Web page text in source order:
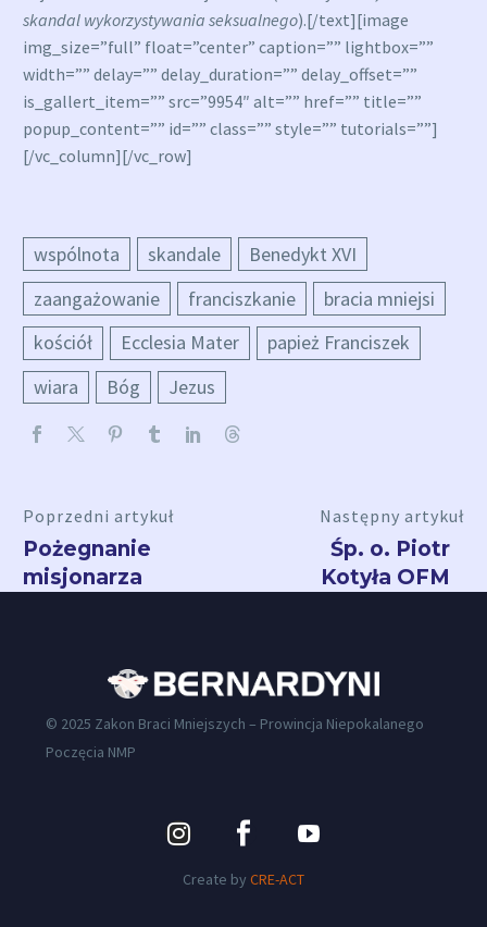
skandal wykorzystywania seksualnego).[/text][image
img_size=”full” float=”center” caption=”” lightbox=””
width=”” delay=”” delay_duration=”” delay_offset=””
is_gallert_item=”” src=”9954″ alt=”” href=”” title=””
popup_content=”” id=”” class=”” style=”” tutorials=””]
[/vc_column][/vc_row]
wspólnota skandale
Benedykt XVI
zaangażowanie
franciszkanie
bracia mniejsi
kościół
Ecclesia Mater
papież Franciszek
wiara
Bóg Jezus
Poprzedni artykuł
Pożegnanie
misjonarza
Następny artykuł
Śp. o. Piotr
Kotyła OFM
© 2025 Zakon Braci Mniejszych – Prowincja Niepokalanego
Poczęcia NMP
Create by CRE-ACT